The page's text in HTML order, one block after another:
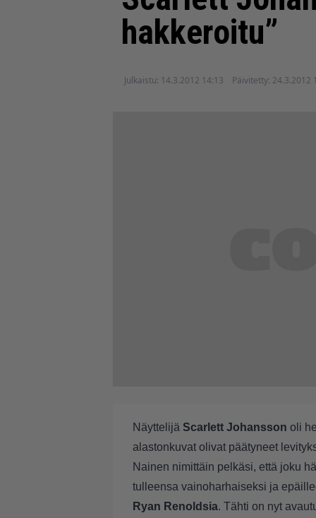
hakkeroitu”
Julkaistu: 14.3.2012 14:13 Päivitetty: 24.3.2012
Näyttelijä Scarlett Johansson oli
alastonkuvat olivat päätyneet
Nainen nimittäin pelkäsi, että joku
tulleensa vainoharhaiseksi ja
Ryan Renoldsia. Tähti on nyt